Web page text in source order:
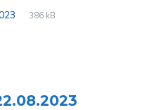
File
pdf
File
386 kB